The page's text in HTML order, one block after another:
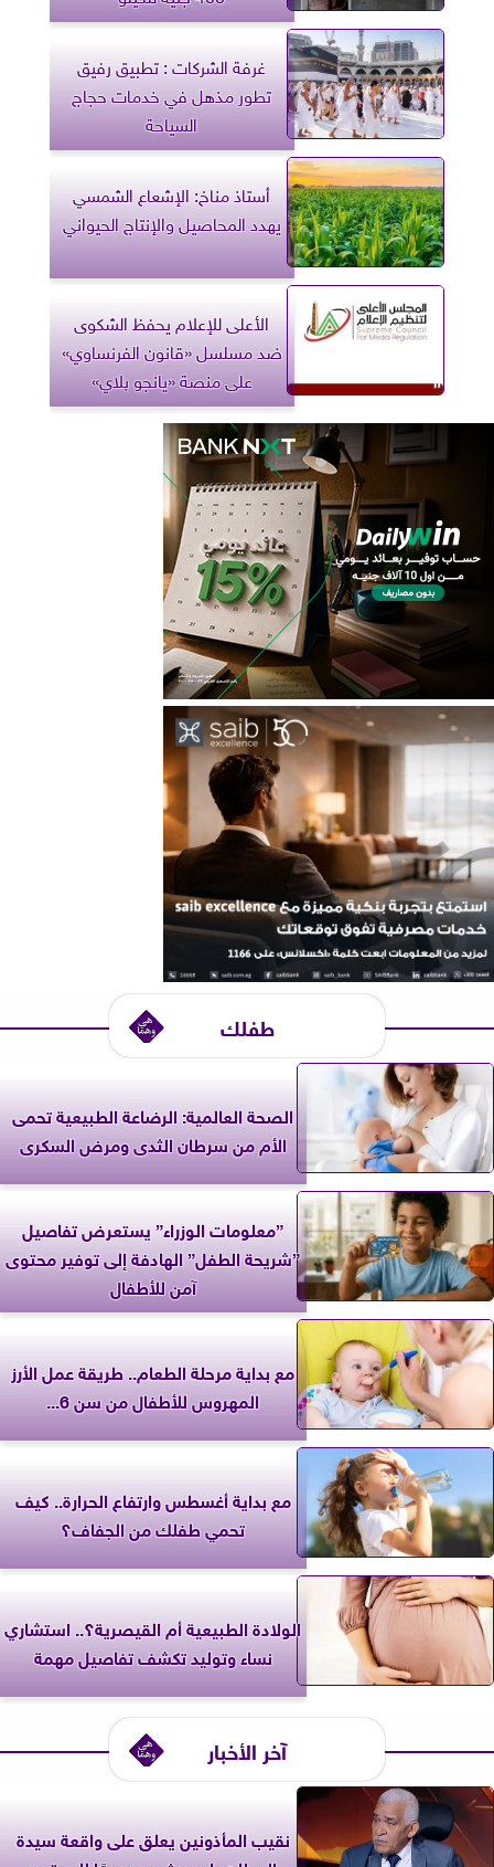
غرفة الشركات : تطبيق رفيق
تطور مذهل في خدمات حجاج
السياحة
أستاذ مناخ: الإشعاع الشمسي
يهدد المحاصيل والإنتاج الحيواني
الأعلى للإعلام يحفظ الشكوى
ضد مسلسل «قانون الفرنساوي»
على منصة «يانجو پلاي»
طفلك
الصحة العالمية: الرضاعة الطبيعية تحمى
الأم من سرطان الثدى ومرض السكرى
”معلومات الوزراء” يستعرض تفاصيل
”شريحة الطفل” الهادفة إلى توفير محتوى
آمن للأطفال
مع بداية مرحلة الطعام.. طريقة عمل الأرز
المهروس للأطفال من سن 6...
مع بداية أغسطس وارتفاع الحرارة.. كيف
تحمي طفلك من الجفاف؟
الولادة الطبيعية أم القيصرية؟.. استشاري
نساء وتوليد تكشف تفاصيل مهمة
آخر الأخبار
نقيب المأذونين يعلق على واقعة سيدة